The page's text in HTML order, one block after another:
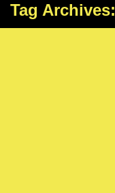
Tag Archives: